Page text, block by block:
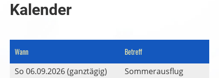
Kalender
Wann Betreff
So 06.09.2026 (ganztägig)
Sommerausflug